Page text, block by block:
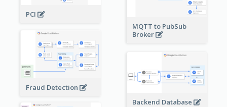
PCI
MQTT to PubSub
Broker
Fraud Detection
Backend Database